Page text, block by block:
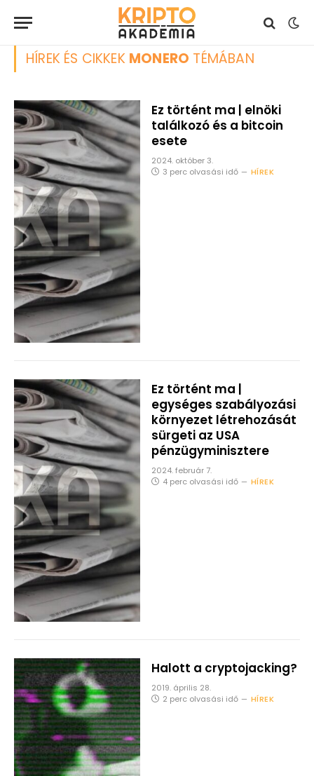
HÍREK ÉS CIKKEK MONERO TÉMÁBAN
Ez történt ma | elnöki
találkozó és a bitcoin
esete
2024. október 3.
3 perc olvasási idő
HÍREK
Ez történt ma |
egységes szabályozási
környezet létrehozását
sürgeti az USA
pénzügyminisztere
2024. február 7.
4 perc olvasási idő
HÍREK
Halott a cryptojacking?
2019. április 28.
2 perc olvasási idő
HÍREK